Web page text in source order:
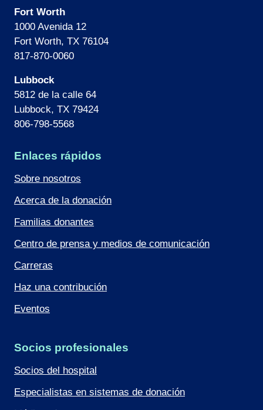
Fort Worth
1000 Avenida 12
Fort Worth, TX 76104
817-870-0060
Lubbock
5812 de la calle 64
Lubbock, TX 79424
806-798-5568
Enlaces rápidos
Sobre nosotros
Acerca de la donación
Familias donantes
Centro de prensa y medios de comunicación
Carreras
Haz una contribución
Eventos
Socios profesionales
Socios del hospital
Especialistas en sistemas de donación